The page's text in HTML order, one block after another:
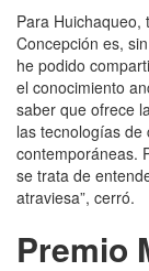
Para
Concepción es,
he podido
el conocimiento
saber que ofrece
las tecnologías
contemporáneas.
se trata de
atraviesa”, cerró.
Premio